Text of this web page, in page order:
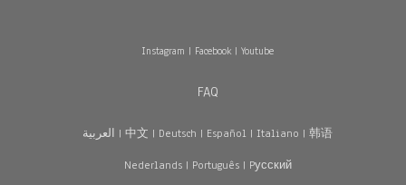
Instagram | Facebook| Youtube
FAQ
العربية | 中文 | Deutsch | Español | Italiano | 韩语
Nederlands| Português| Pусский